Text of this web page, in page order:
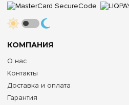
КОМПАНИЯ
О нас
Контакты
Доставка и оплата
Гарантия